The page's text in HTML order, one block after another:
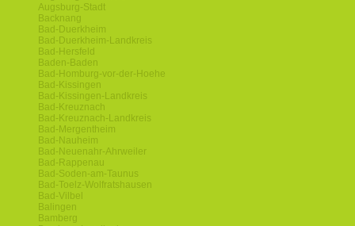
Augsburg-Stadt
Backnang
Bad-Duerkheim
Bad-Duerkheim-Landkreis
Bad-Hersfeld
Baden-Baden
Bad-Homburg-vor-der-Hoehe
Bad-Kissingen
Bad-Kissingen-Landkreis
Bad-Kreuznach
Bad-Kreuznach-Landkreis
Bad-Mergentheim
Bad-Nauheim
Bad-Neuenahr-Ahrweiler
Bad-Rappenau
Bad-Soden-am-Taunus
Bad-Toelz-Wolfratshausen
Bad-Vilbel
Balingen
Bamberg